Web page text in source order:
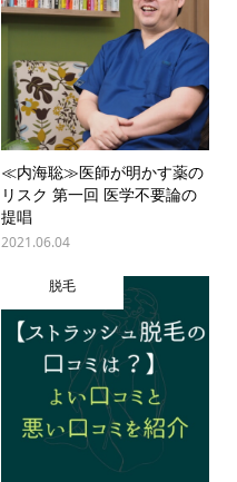
≪内海聡≫医師が明かす薬の
リスク 第一回 医学不要論の
提唱
2021.06.04
脱毛